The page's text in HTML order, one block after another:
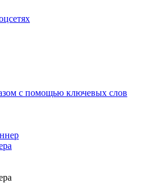
с помощью ключевых слов